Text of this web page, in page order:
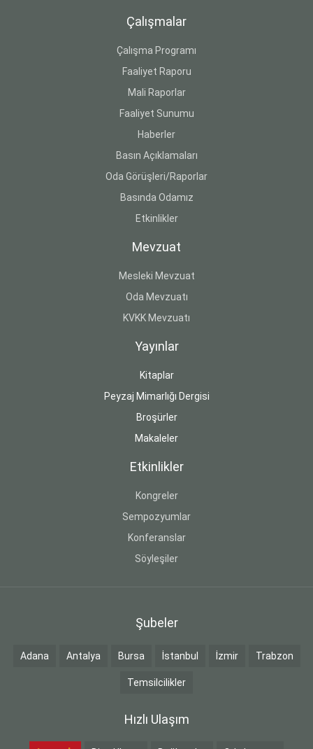
Çalışmalar
Çalışma Programı
Faaliyet Raporu
Mali Raporlar
Faaliyet Sunumu
Haberler
Basın Açıklamaları
Oda Görüşleri/Raporlar
Basında Odamız
Etkinlikler
Mevzuat
Mesleki Mevzuat
Oda Mevzuatı
KVKK Mevzuatı
Yayınlar
Kitaplar
Peyzaj Mimarlığı Dergisi
Broşürler
Makaleler
Etkinlikler
Kongreler
Sempozyumlar
Konferanslar
Söyleşiler
Şubeler
Adana Antalya Bursa İstanbul İzmir Trabzon
Temsilcilikler
Hızlı Ulaşım